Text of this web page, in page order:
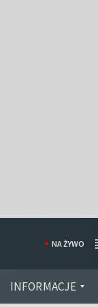
INFORMACJE
NA ŻYWO